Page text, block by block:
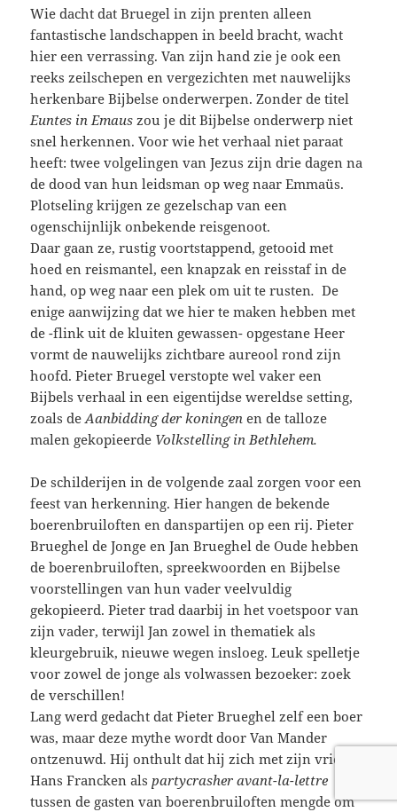
Wie dacht dat Bruegel in zijn prenten alleen
fantastische landschappen in beeld bracht, wacht
hier een verrassing. Van zijn hand zie je ook een
reeks zeilschepen en vergezichten met nauwelijks
herkenbare Bijbelse onderwerpen. Zonder de titel
Euntes in Emaus zou je dit Bijbelse onderwerp niet
snel herkennen. Voor wie het verhaal niet paraat
heeft: twee volgelingen van Jezus zijn drie dagen na
de dood van hun leidsman op weg naar Emmaüs.
Plotseling krijgen ze gezelschap van een
ogenschijnlijk onbekende reisgenoot.
Daar gaan ze, rustig voortstappend, getooid met
hoed en reismantel, een knapzak en reisstaf in de
hand, op weg naar een plek om uit te rusten. De
enige aanwijzing dat we hier te maken hebben met
de -flink uit de kluiten gewassen- opgestane Heer
vormt de nauwelijks zichtbare aureool rond zijn
hoofd. Pieter Bruegel verstopte wel vaker een
Bijbels verhaal in een eigentijdse wereldse setting,
zoals deAanbidding der koningen en de talloze
malen gekopieerde Volkstelling in Bethlehem.
De schilderijen in de volgende zaal zorgen voor een
feest van herkenning. Hier hangen de bekende
boerenbruiloften en danspartijen op een rij. Pieter
Brueghel de Jonge en Jan Brueghel de Oude hebben
de boerenbruiloften, spreekwoorden en Bijbelse
voorstellingen van hun vader veelvuldig
gekopieerd. Pieter trad daarbij in het voetspoor van
zijn vader, terwijl Jan zowel in thematiek als
kleurgebruik, nieuwe wegen insloeg. Leuk spelletje
voor zowel de jonge als volwassen bezoeker: zoek
de verschillen!
Lang werd gedacht dat Pieter Brueghel zelf een boer
was, maar deze mythe wordt door Van Mander
ontzenuwd. Hij onthult dat hij zich met zijn vriend
Hans Francken als partycrasher avant-la-lettre
tussen de gasten van boerenbruiloften mengde om